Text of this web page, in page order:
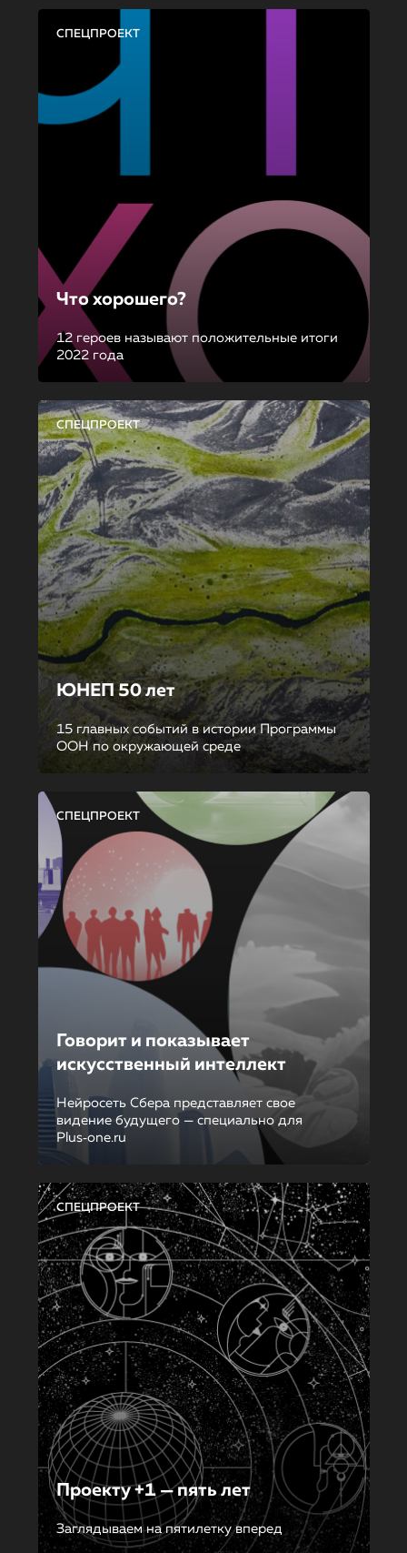
СПЕЦПРОЕКТ
Что хорошего?
12 героев называют положительные итоги
2022 года
СПЕЦПРОЕКТ
ЮНЕП 50 лет
15 главных событий в истории Программы
ООН по окружающей среде
СПЕЦПРОЕКТ
Говорит и показывает
искусственный интеллект
Нейросеть Сбера представляет свое
видение будущего — специально для
Plus‑one.ru
СПЕЦПРОЕКТ
Проекту +1 — пять лет
Заглядываем на пятилетку вперед